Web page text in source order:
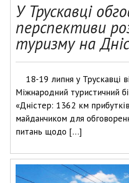
У Трускавці
перспективи
туризму на
18-19 липня у Трускавці
Міжнародний туристичний
«Дністер: 1362 км
майданчиком для
питань щодо […]